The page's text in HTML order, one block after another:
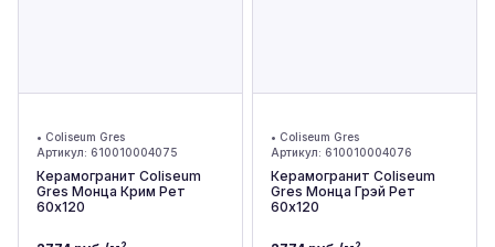
• Coliseum Gres
Артикул: 610010004075
Керамогранит Coliseum
Gres Монца Крим Рет
60x120
• Coliseum Gres
Артикул: 610010004076
Керамогранит Coliseum
Gres Монца Грэй Рет
60x120